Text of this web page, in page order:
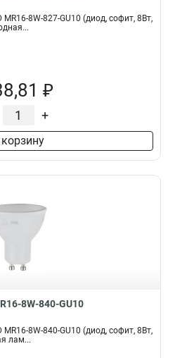
8W-827-GU10 (диод, софит, 8Вт,
₽
+
8W-840-GU10
8W-840-GU10 (диод, софит, 8Вт,
лам...